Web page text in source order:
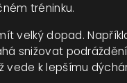
tréninku.
velký dopad.
snižovat
k lepšímu